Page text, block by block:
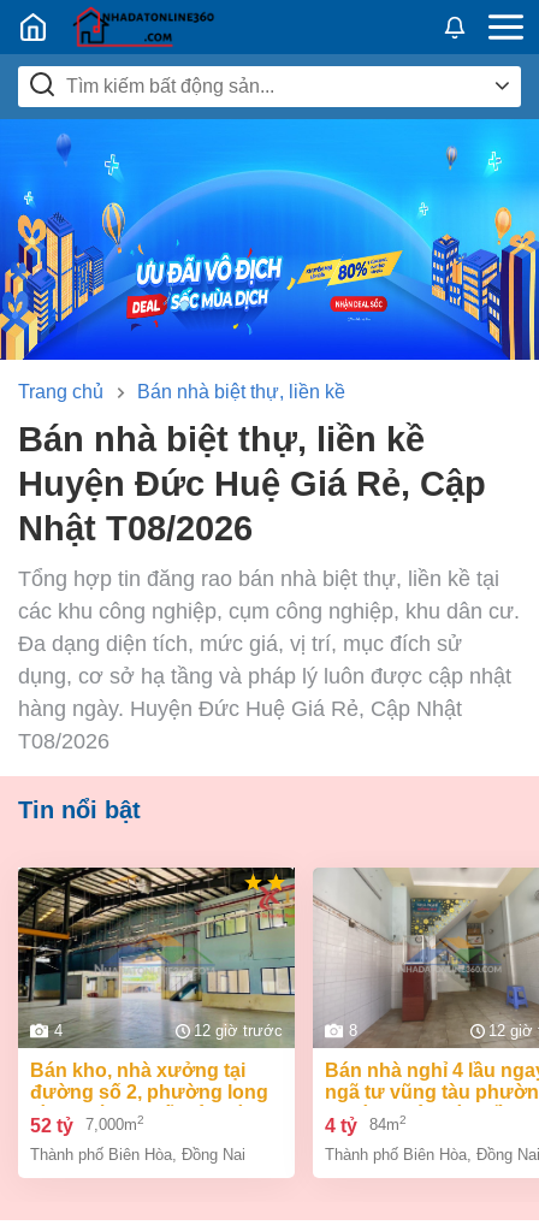
Nhadatban24h.vn
Trang chủ Bán nhà biệt thự, liền kề
Bán nhà biệt thự, liền kề
Huyện Đức Huệ Giá Rẻ, Cập
Nhật T08/2026
Tổng hợp tin đăng rao bán nhà biệt thự, liền kề tại
các khu công nghiệp, cụm công nghiệp, khu dân cư.
Đa dạng diện tích, mức giá, vị trí, mục đích sử
dụng, cơ sở hạ tầng và pháp lý luôn được cập nhật
hàng ngày. Huyện Đức Huệ Giá Rẻ, Cập Nhật
T08/2026
Tin nổi bật
4 12 giờ trước
bán kho, nhà xưởng tại
đường số 2, phường long
bình, thành phố biên hòa,
đồng nai giá 52 tỷ
52 tỷ 7,000m2
Thành phố Biên Hòa Đồng Nai
8 12 giờ
bán nhà nghỉ 4 lầu ngay
ngã tư vũng tàu
an bình biên hòa đồng
giá chỉ 4 tỷ
4 tỷ 84m2
Thành phố Biên Hòa Đồng Nai